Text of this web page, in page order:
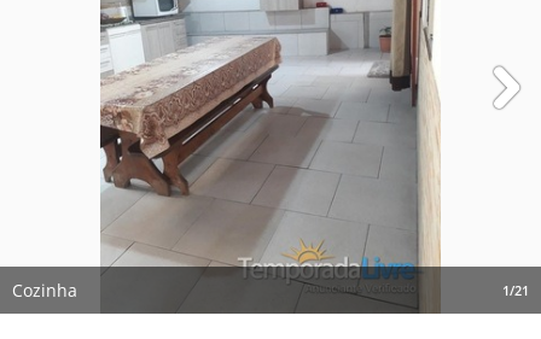
Cozinha 1/21